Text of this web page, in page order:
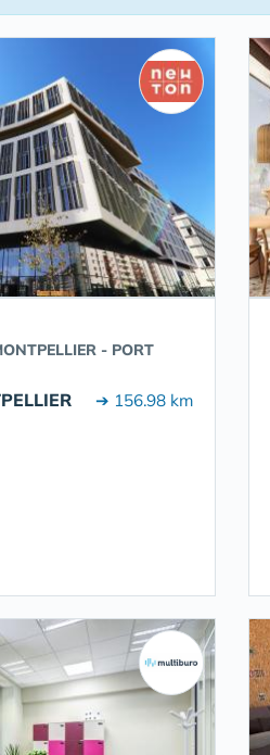
- PORT
➔ 156.98 km